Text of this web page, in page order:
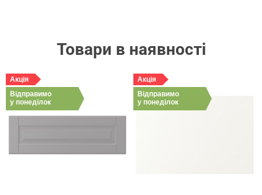
Товари в наявності
Акція
Відправимо
у понеділок
Акція
Відправимо
у понеділок